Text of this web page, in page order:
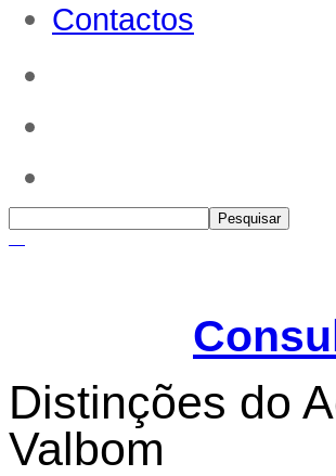
Contactos
Distinções do
Valbom